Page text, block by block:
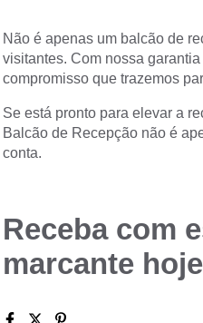
Não é apenas um balcão de
visitantes. Com nossa
compromisso que trazemos
Se está pronto para elevar a
Balcão de Recepção não é
conta.
Receba com
marcante